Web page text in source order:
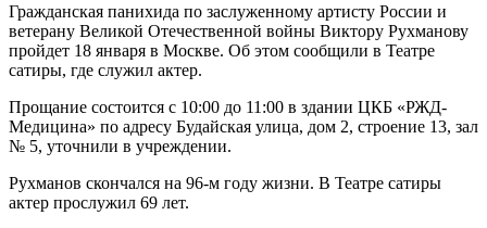
Гражданская панихида по заслуженному артисту России и
ветерану Великой Отечественной войны Виктору Рухманову
пройдет 18 января в Москве. Об этом сообщили в Театре
сатиры, где служил актер.
Прощание состоится с 10:00 до 11:00 в здании ЦКБ «РЖД-
Медицина» по адресу Будайская улица, дом 2, строение 13, зал
№ 5, уточнили в учреждении.
Рухманов скончался на 96-м году жизни. В Театре сатиры
актер прослужил 69 лет.